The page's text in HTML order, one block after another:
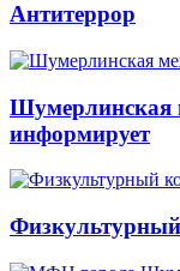
Антитеррор
Шумерлинская
информирует